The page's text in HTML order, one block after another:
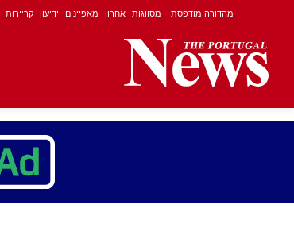
מהדורה מודפסת מסווגות אחרון מאפיינים ידיעון קריירות